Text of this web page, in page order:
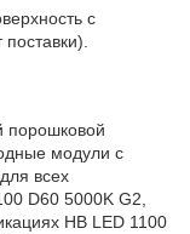
с
порошковой
модули с
всех
D60 5000K G2,
HB LED 1100